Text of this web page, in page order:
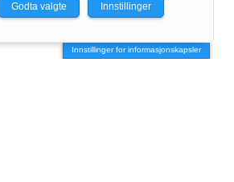
Innstillinger for informasjonskapsler
Godta valgte Innstillinger